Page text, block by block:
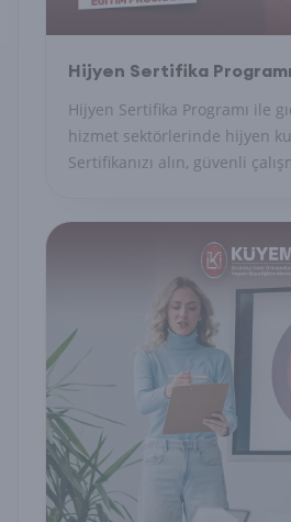
Hijyen Sertifika Programı
Hijyen Sertifika Programı ile
hizmet sektörlerinde hijyen
Sertifikanızı alın, güvenli